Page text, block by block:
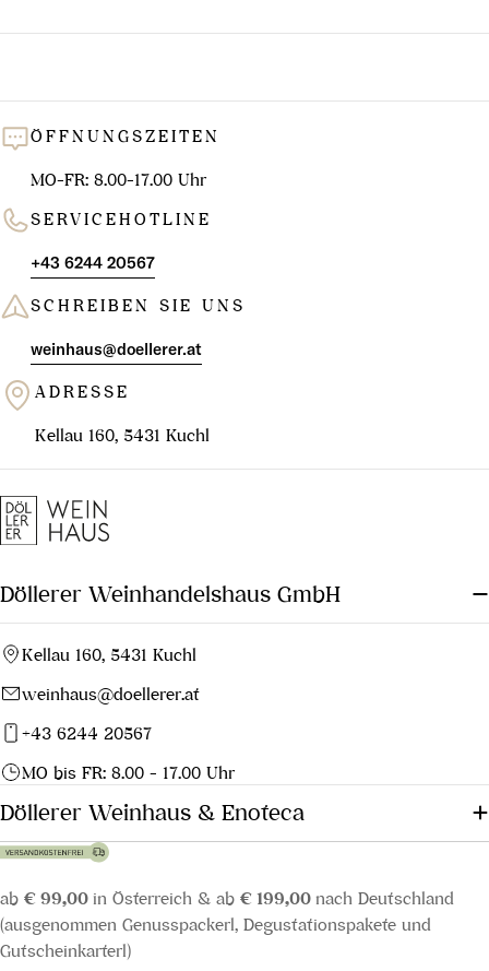
ÖFFNUNGSZEITEN
MO-FR: 8.00-17.00 Uhr
SERVICEHOTLINE
+43 6244 20567
SCHREIBEN SIE UNS
weinhaus@doellerer.at
ADRESSE
Kellau 160, 5431 Kuchl
Döllerer Weinhandelshaus GmbH
Kellau 160, 5431 Kuchl
weinhaus@doellerer.at
+43 6244 20567
MO bis FR: 8.00 - 17.00 Uhr
Döllerer Weinhaus & Enoteca
ab € 99,00 in Österreich & ab € 199,00 nach Deutschland
(ausgenommen Genusspackerl, Degustationspakete und
Gutscheinkarterl)